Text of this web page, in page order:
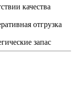
качества
отгрузка
запас